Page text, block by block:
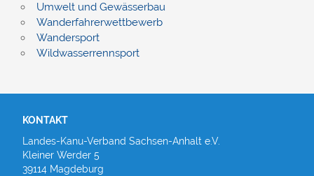
Umwelt und Gewässerbau
Wanderfahrerwettbewerb
Wandersport
Wildwasserrennsport
KONTAKT
Landes-Kanu-Verband Sachsen-Anhalt e.V.
Kleiner Werder 5
39114 Magdeburg